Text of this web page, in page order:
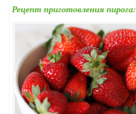
Рецепт приготовления пирога: